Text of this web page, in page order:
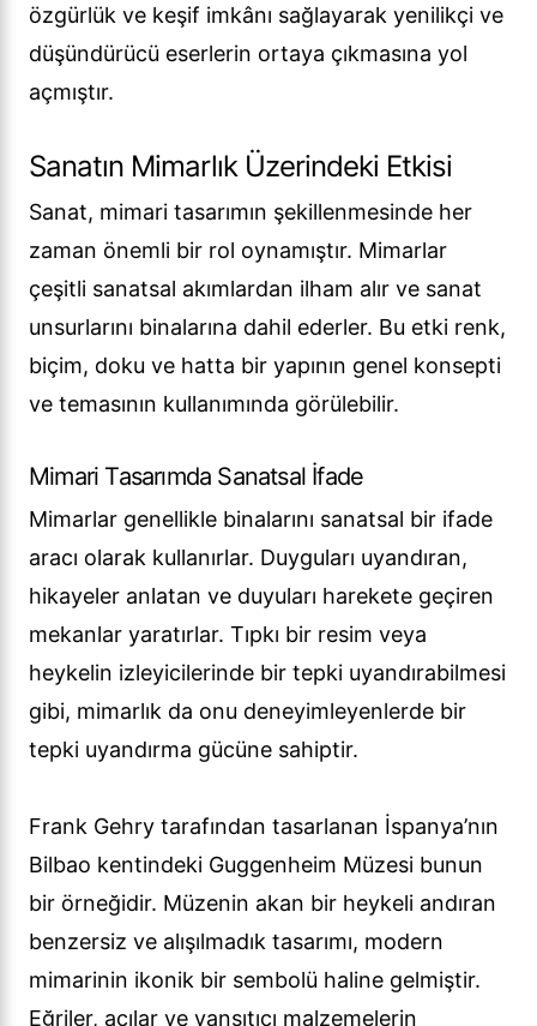
özgürlük ve keşif imkânı sağlayarak yenilikçi ve
düşündürücü eserlerin ortaya çıkmasına yol
açmıştır.
Sanatın Mimarlık Üzerindeki Etkisi
Sanat, mimari tasarımın şekillenmesinde her
zaman önemli bir rol oynamıştır. Mimarlar
çeşitli sanatsal akımlardan ilham alır ve sanat
unsurlarını binalarına dahil ederler. Bu etki renk,
biçim, doku ve hatta bir yapının genel konsepti
ve temasının kullanımında görülebilir.
Mimari Tasarımda Sanatsal İfade
Mimarlar genellikle binalarını sanatsal bir ifade
aracı olarak kullanırlar. Duyguları uyandıran,
hikayeler anlatan ve duyuları harekete geçiren
mekanlar yaratırlar. Tıpkı bir resim veya
heykelin izleyicilerinde bir tepki uyandırabilmesi
gibi, mimarlık da onu deneyimleyenlerde bir
tepki uyandırma gücüne sahiptir.
Frank Gehry tarafından tasarlanan İspanya’nın
Bilbao kentindeki Guggenheim Müzesi bunun
bir örneğidir. Müzenin akan bir heykeli andıran
benzersiz ve alışılmadık tasarımı, modern
mimarinin ikonik bir sembolü haline gelmiştir.
Eğriler, açılar ve yansıtıcı malzemelerin